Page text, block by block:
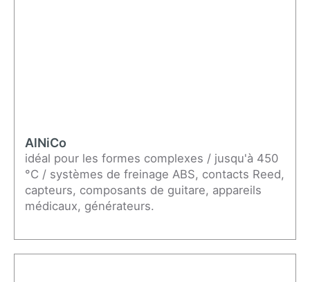
AlNiCo
idéal pour les formes complexes / jusqu'à 450
°C / systèmes de freinage ABS, contacts Reed,
capteurs, composants de guitare, appareils
médicaux, générateurs.